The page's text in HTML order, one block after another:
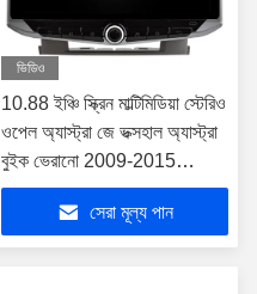
ভিডিও
10.88 ইঞ্চি স্ক্রিন মাল্টিমিডিয়া স্টেরিও
ওপেল অ্যাস্ট্রা জে ভক্সহাল অ্যাস্ট্রা
বুইক ভেরানো 2009-2015
জিপিএস কারপ্লে প্লেয়ার মাল্টিমিড
সেরা মূল্য পান